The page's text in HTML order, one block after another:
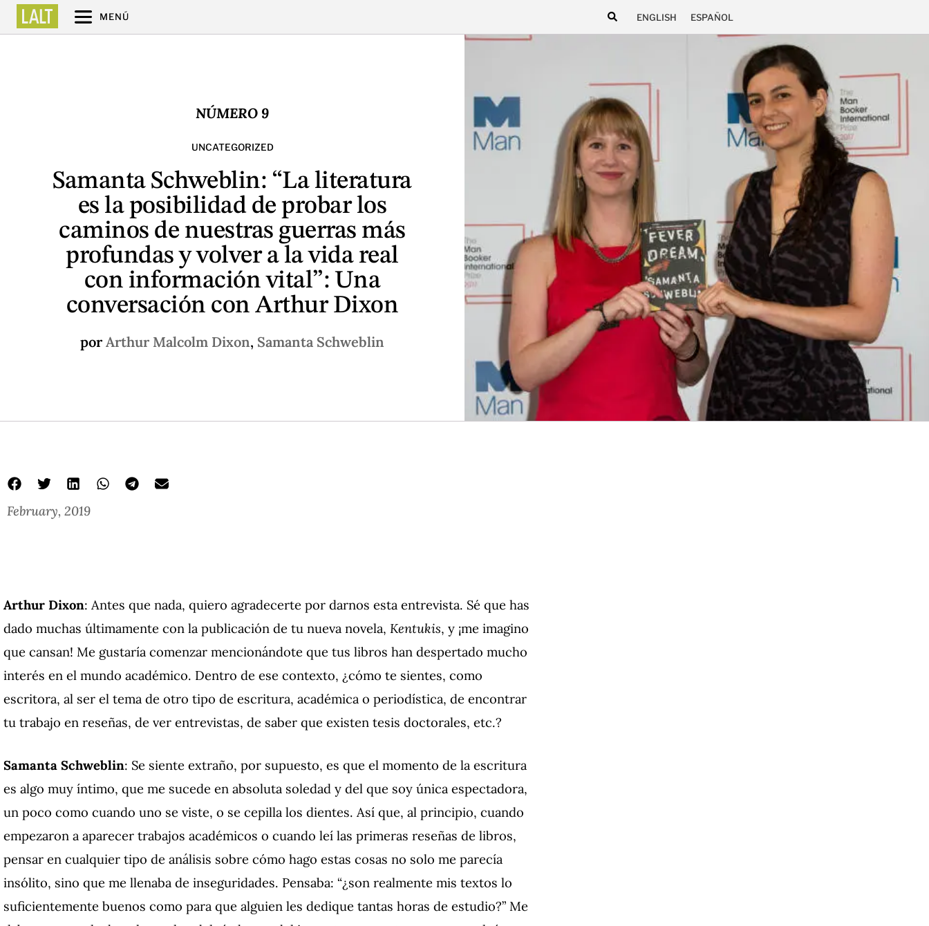
MENÚ ENGLISH ESPAÑOL
NÚMERO 9
UNCATEGORIZED
Samanta Schweblin: “La literatura
es la posibilidad de probar los
caminos de nuestras guerras más
profundas y volver a la vida real
con información vital”: Una
conversación con Arthur Dixon
por Arthur Malcolm Dixon, Samanta Schweblin
February, 2019
Arthur Dixon: Antes que nada, quiero agradecerte por darnos esta entrevista. Sé que has
dado muchas últimamente con la publicación de tu nueva novela, Kentukis, y ¡me imagino
que cansan! Me gustaría comenzar mencionándote que tus libros han despertado mucho
interés en el mundo académico. Dentro de ese contexto, ¿cómo te sientes, como
escritora, al ser el tema de otro tipo de escritura, académica o periodística, de encontrar
tu trabajo en reseñas, de ver entrevistas, de saber que existen tesis doctorales, etc.?
Samanta Schweblin: Se siente extraño, por supuesto, es que el momento de la escritura
es algo muy íntimo, que me sucede en absoluta soledad y del que soy única espectadora,
un poco como cuando uno se viste, o se cepilla los dientes. Así que, al principio, cuando
empezaron a aparecer trabajos académicos o cuando leí las primeras reseñas de libros,
pensar en cualquier tipo de análisis sobre cómo hago estas cosas no solo me parecía
insólito, sino que me llenaba de inseguridades. Pensaba: “¿son realmente mis textos lo
suficientemente buenos como para que alguien les dedique tantas horas de estudio?” Me